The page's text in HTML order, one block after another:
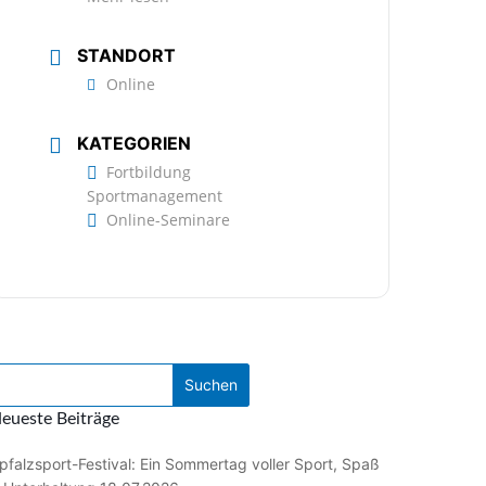
STANDORT
Online
KATEGORIEN
Fortbildung
Sportmanagement
Online-Seminare
Beiträge
Festival: Ein Sommertag voller Sport, Spaß